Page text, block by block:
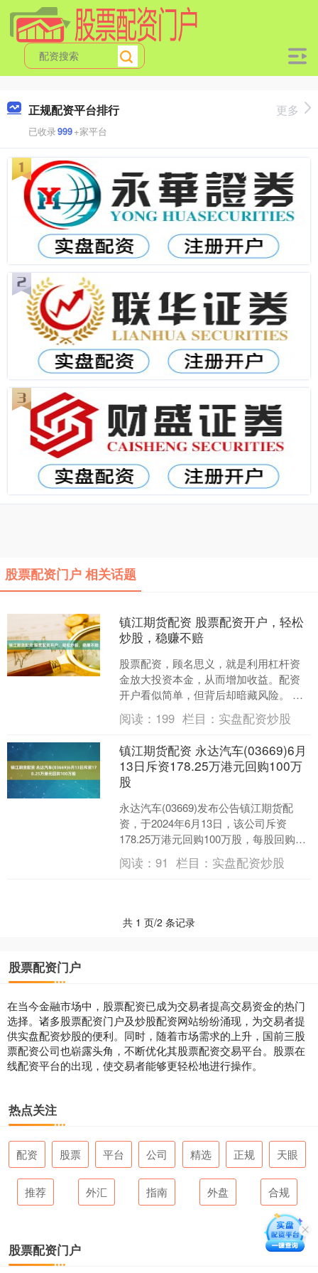
正规配资平台排行
已收录999+家平台
更多
股票配资门户 相关话题
镇江期货配资 股票配资开户，轻松
炒股，稳赚不赔
股票配资，顾名思义，就是利用杠杆资
金放大投资本金，从而增加收益。配资
开户看似简单，但背后却暗藏风险。 炒
股是一种常见的投资方式，投资者通过
买入股票并在股票价格上....
阅读： 199 栏目： 实盘配资炒股
镇江期货配资 永达汽车(03669)6月
13日斥资178.25万港元回购100万
股
永达汽车(03669)发布公告镇江期货配
资，于2024年6月13日，该公司斥资
178.25万港元回购100万股，每股回购价
为1.76-1.8港元。 MACD金叉....
阅读：91 栏目： 实盘配资炒股
共 1 页/2 条记录
股票配资门户
在当今金融市场中，股票配资已成为交易者提高交易资金的热门
选择。诸多股票配资门户及炒股配资网站纷纷涌现，为交易者提
供实盘配资炒股的便利。同时，随着市场需求的上升，国前三股
票配资公司也崭露头角，不断优化其股票配资交易平台。股票在
线配资平台的出现，使交易者能够更轻松地进行操作。
热点关注
配资 股票 平台 公司 精选 正规 天眼
推荐 外汇 指南 外盘 合规
股票配资门户